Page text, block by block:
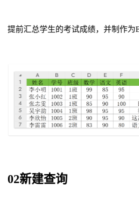
提前汇总学生的考试成绩，并制作为
02新建查询